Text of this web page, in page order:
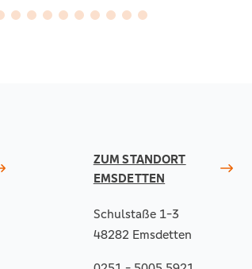
ZUM STANDORT
EMSDETTEN
Schulstaße 1-3
48282 Emsdetten